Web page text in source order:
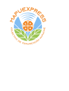
Skip
main